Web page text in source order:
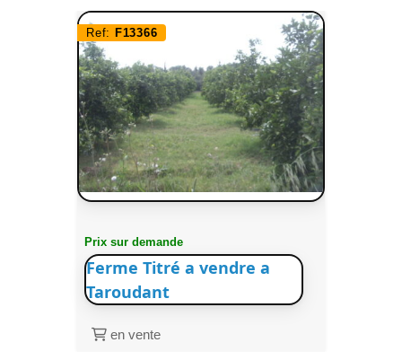
Ref: F13366
Prix sur demande
Ferme Titré a vendre a
Taroudant
en vente